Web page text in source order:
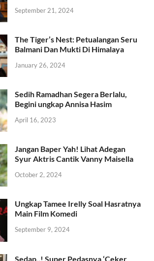
September 21, 2024
The Tiger’s Nest: Petualangan Seru
Balmani Dan Mukti Di Himalaya
January 26, 2024
Sedih Ramadhan Segera Berlalu,
Begini ungkap Annisa Hasim
April 16, 2023
Jangan Baper Yah! Lihat Adegan
Syur Aktris Cantik Vanny Maisella
October 2, 2024
Ungkap Tamee Irelly Soal Hasratnya
Main Film Komedi
September 9, 2024
Sedap..! Super Pedasnya ‘Ceker